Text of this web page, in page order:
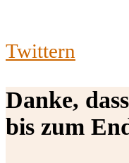
Twittern
Danke,
bis zum